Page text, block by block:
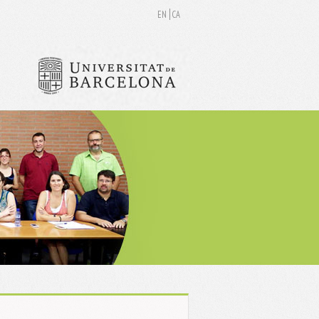
EN CA